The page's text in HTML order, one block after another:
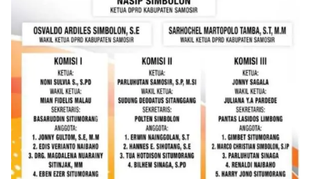
(Kamtibmas) di lingkungan tempat tinggal warga.
Melalui interaksi langsung tersebut,
Bhabinkamtibmas dapat menghimpun informasi
awal terkait situasi sosial, potensi kerawanan,
maupun hal-hal yang dapat mengganggu
kondusivitas wilayah, khususnya menjelang
perayaan HUT Kemerdekaan RI yang biasanya
diwarnai dengan berbagai kegiatan dan
keramaian warga.‎‎Dengan adanya deteksi dini ini,
diharapkan potensi gangguan keamanan dapat
diantisipasi sejak awal sehingga situasi di
Kelurahan Sunggal tetap terjaga aman, tertib,